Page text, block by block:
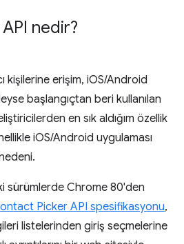
nedir?
kişilerine erişim, iOS/Android
başlangıçtan beri kullanılan
en sık aldığım özellik
iOS/Android uygulaması
sürümlerde Chrome 80'den
Picker API spesifikasyonu,
listelerinden giriş seçmelerine